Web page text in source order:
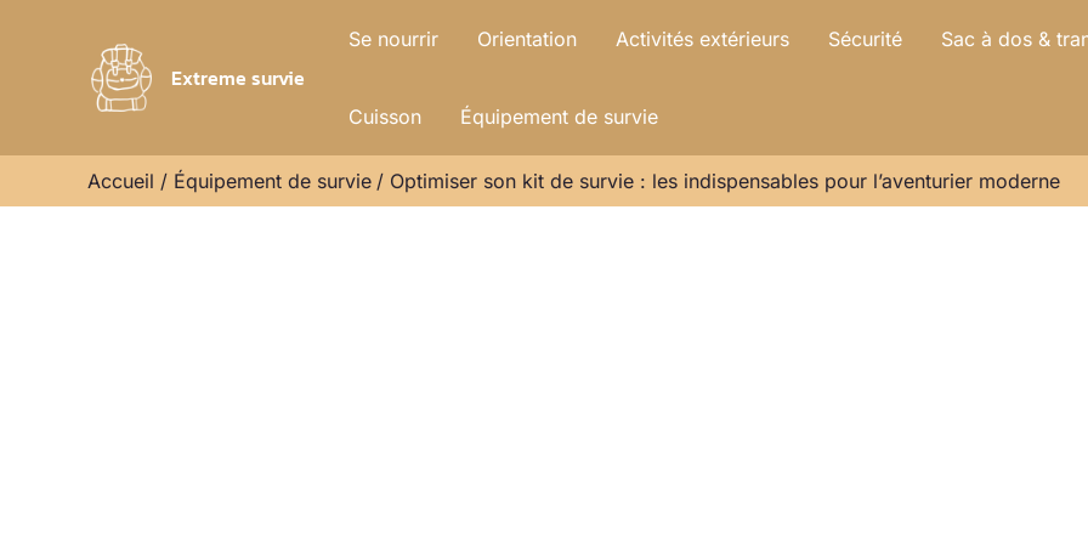
Extreme survie
Se nourrir Orientation Activités extérieurs Sécurité Sac à dos &
Cuisson Équipement de survie
Accueil Équipement de survie Optimiser son kit de survie : les indispensables pour l’aventurier moderne